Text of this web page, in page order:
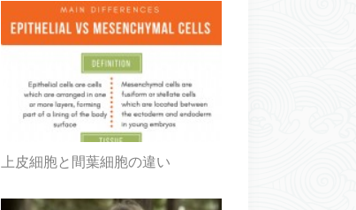
上皮細胞と間葉細胞の違い